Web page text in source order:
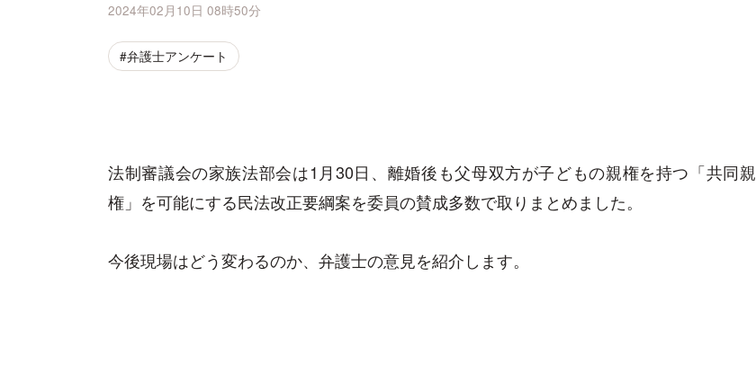
2024年02月10日 08時50分
#弁護士アンケート
法制審議会の家族法部会は1月30日、離婚後も父母双方が子どもの親権を持つ「共同親
権」を可能にする民法改正要綱案を委員の賛成多数で取りまとめました。
今後現場はどう変わるのか、弁護士の意見を紹介します。